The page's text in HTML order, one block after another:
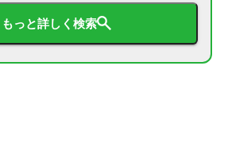
もっと詳しく検索